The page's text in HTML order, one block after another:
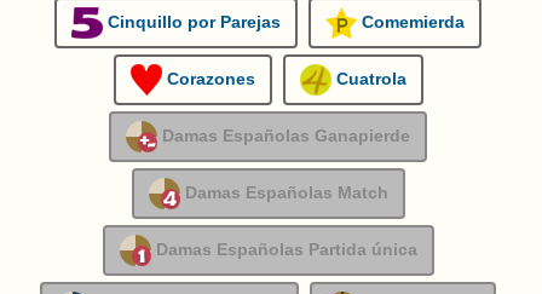
Cinquillo por Parejas Comemierda
Corazones Cuatrola
Damas Españolas Ganapierde
Damas Españolas Match
Damas Españolas Partida única